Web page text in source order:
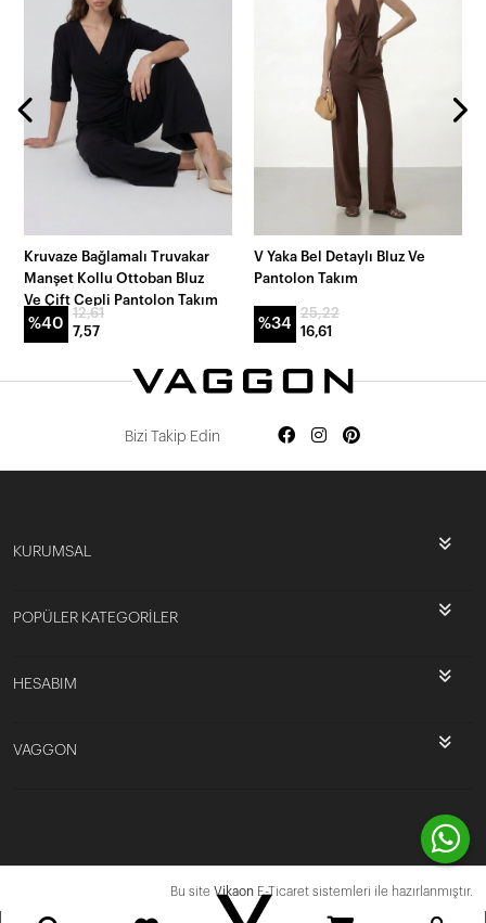
Kruvaze Bağlamalı Truvakar
Manşet Kollu Ottoban Bluz
Ve Çift Cepli Pantolon Takım
%40
12,61
7,57
V Yaka Bel Detaylı Bluz Ve
Pantolon Takım
%34
25,22
16,61
Bizi Takip Edin
KURUMSAL
POPÜLER KATEGORİLER
HESABIM
VAGGON
Bu site Vikaon E-Ticaret sistemleri ile hazırlanmıştır.